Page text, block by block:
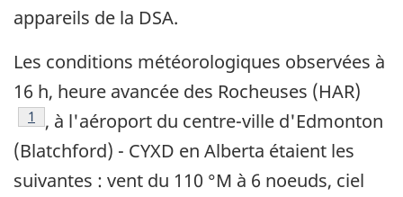
appareils de la DSA.
Les conditions météorologiques observées à
16 h, heure avancée des Rocheuses (HAR)
Note de bas de page
1
, à l'aéroport du centre-ville d'Edmonton
(Blatchford) - CYXD en Alberta étaient les
suivantes : vent du 110 °M à 6 noeuds, ciel